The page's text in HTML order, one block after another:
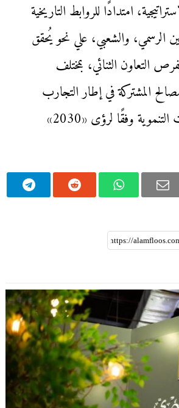
امتدادًا للروابط التاريخية
الرسمي، والشعبي، علي نحو يُحقق
التعاون الثنائي، بمختلف
المشتركة في إطار التجارب
الوطنية والمستهدفات التنموية وفقًا لرؤى «2030»